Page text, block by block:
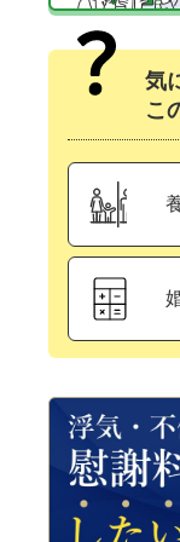
気
こ